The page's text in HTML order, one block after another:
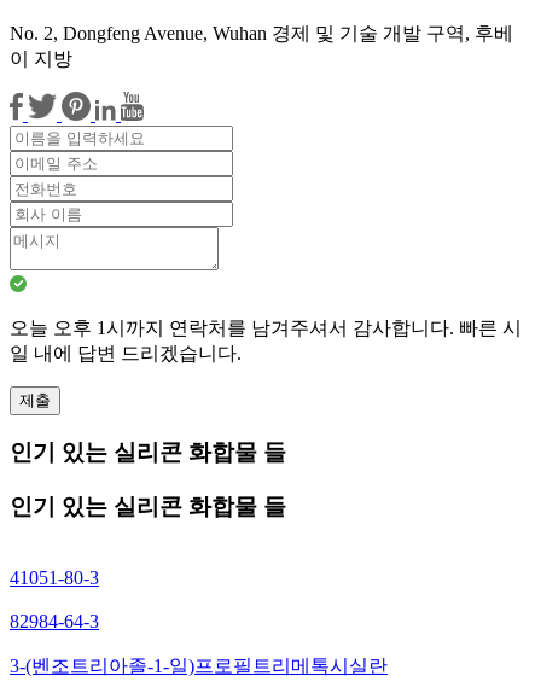
No. 2, Dongfeng Avenue, Wuhan 경제 및 기술 개발 구역, 후베
이 지방
오늘 오후 1시까지 연락처를 남겨주셔서 감사합니다. 빠른 시
일 내에 답변 드리겠습니다.
제출
인기 있는 실리콘 화합물 들
인기 있는 실리콘 화합물 들
41051-80-3
82984-64-3
3-(벤조트리아졸-1-일)프로필트리메톡시실란